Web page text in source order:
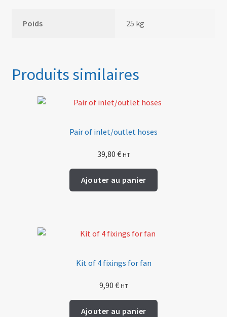
Poids 25 kg
Produits similaires
Pair of inlet/outlet hoses
39,80 € HT
Ajouter au panier
Kit of 4 fixings for fan
9,90 € HT
Ajouter au panier